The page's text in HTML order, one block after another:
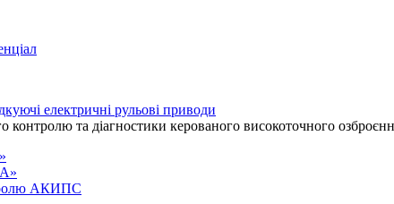
електричні рульові приводи
контролю та діагностики керованого високоточного
АКИПС